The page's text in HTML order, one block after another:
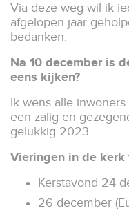
Via deze weg wil ik
afgelopen jaar
bedanken.
Na 10 december is
eens kijken?
Ik wens alle
een zalig en
gelukkig 2023.
Vieringen in de
Kerstavond 24
26 december